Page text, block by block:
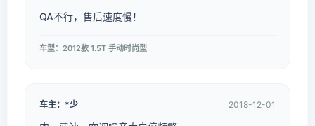
QA不行，售后速度慢！
车型：2012款 1.5T 手动时尚型
车主：*少 2018-12-01